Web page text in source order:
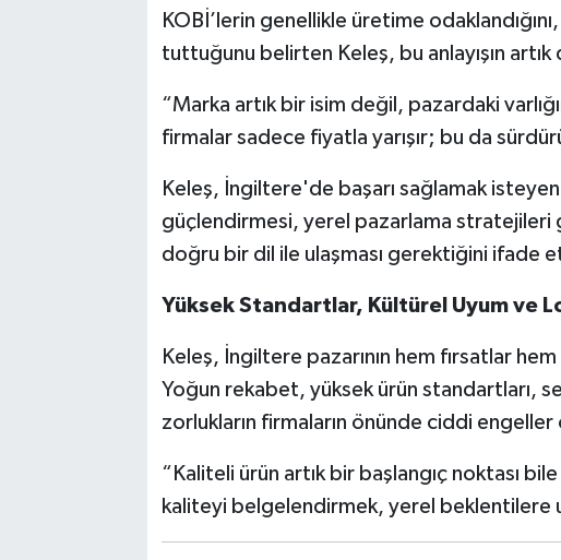
KOBİ’lerin genellikle üretime
tuttuğunu belirten Keleş, bu anlayışın
“Marka artık bir isim değil, pazardaki
firmalar sadece fiyatla yarışır; bu da
Keleş, İngiltere'de başarı sağlamak isteyen
güçlendirmesi, yerel pazarlama
doğru bir dil ile ulaşması gerektiğini ifade
Yüksek Standartlar, Kültürel Uyum ve
Keleş, İngiltere pazarının hem fırsatlar
Yoğun rekabet, yüksek ürün standartları,
zorlukların firmaların önünde ciddi engeller
“Kaliteli ürün artık bir başlangıç noktası
kaliteyi belgelendirmek, yerel beklentilere